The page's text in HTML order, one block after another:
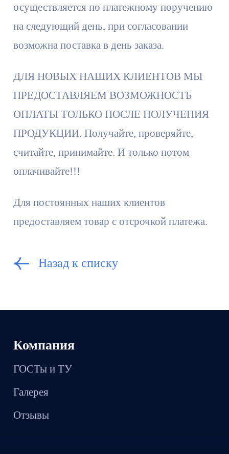
осуществляется по платежному поручению
на следующий день, при согласовании
возможна поставка в день заказа.
ДЛЯ НОВЫХ НАШИХ КЛИЕНТОВ МЫ
ПРЕДОСТАВЛЯЕМ ВОЗМОЖНОСТЬ
ОПЛАТЫ ТОЛЬКО ПОСЛЕ ПОЛУЧЕНИЯ
ПРОДУКЦИИ. Получайте, проверяйте,
считайте, принимайте. И только потом
оплачивайте!!!
Для постоянных наших клиентов
предоставляем товар с отсрочкой платежа.
Назад к списку
Компания
ГОСТы и ТУ
Галерея
Отзывы